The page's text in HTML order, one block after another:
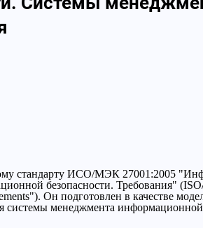
стандарту ИСО/МЭК 27001:2005
безопасности. Требования"
Он подготовлен в качестве
системы менеджмента